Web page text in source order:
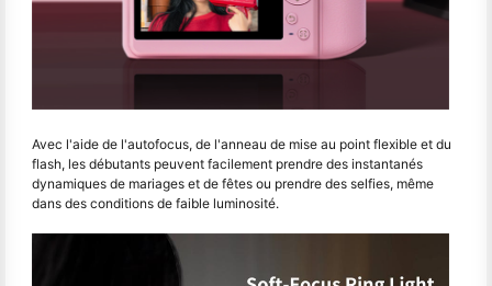
Avec l'aide de l'autofocus, de l'anneau de mise au point flexible et du
flash, les débutants peuvent facilement prendre des instantanés
dynamiques de mariages et de fêtes ou prendre des selfies, même
dans des conditions de faible luminosité.